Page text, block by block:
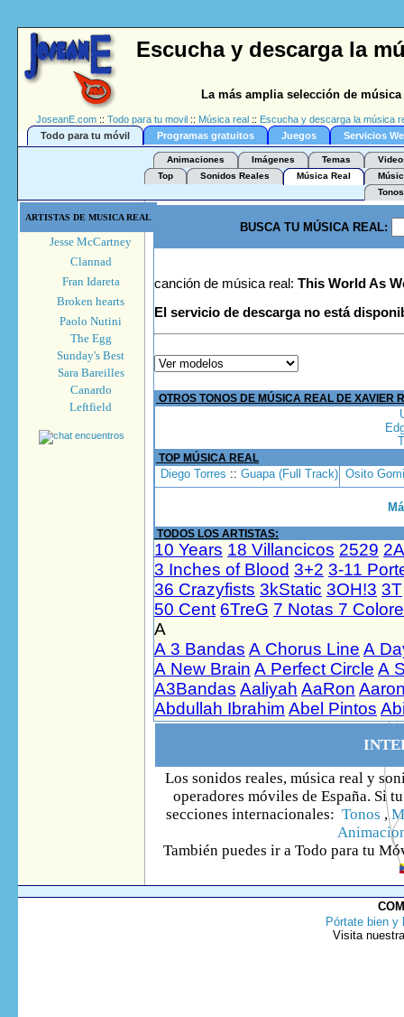
Escucha y descarga la
La más amplia selección de
JoseanE.com :: Todo para tu movil :: Música real :: Escucha y descarga la música
Todo para tu móvil
Programas gratuitos Juegos Servicios
Animaciones Imágenes Temas
Top
Sonidos Reales Música Real
Tonos
ARTISTAS DE MUSICA REAL
Jesse McCartney
Clannad
Fran Idareta
Broken hearts
Paolo Nutini
The Egg
Sunday's Best
Sara Bareilles
Canardo
Leftfield
BUSCA TU MÚSICA REAL:
canción de música real: This World As
El servicio de descarga no está
OTROS TONOS DE MÚSICA REAL DE XAVIER
TOP MÚSICA REAL
Diego Torres :: Guapa (Full Track) Osito
TODOS LOS ARTISTAS:
Los sonidos reales, música real y
operadores móviles de España. Si
secciones internacionales: Tonos ,
También puedes ir a Todo para tu
Pórtate bien y
Visita